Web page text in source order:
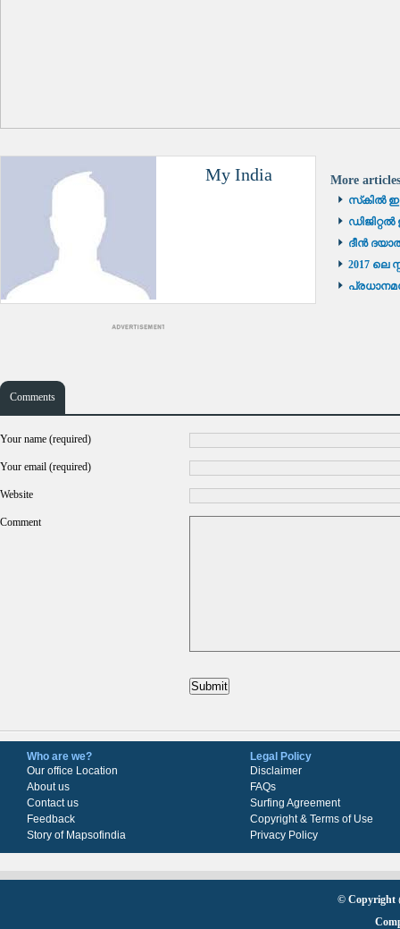
My India More
സ്‌കിൽ
ദീൻ
2017 ലെ
Comments
Your name (required)
Your email (required)
Website
Comment
Who are we?
Our office Location
About us
Contact us
Feedback
Story of Mapsofindia
Legal Policy
Disclaimer
FAQs
Surfing Agreement
Copyright & Terms of Use
Privacy Policy
© Copyright